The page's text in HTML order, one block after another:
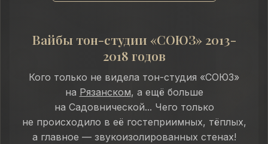
Вайбы тон-студии «СОЮЗ» 2013-
2018 годов
Кого только не видела тон-студия «СОЮЗ»
на Рязанском, а ещё больше
на Садовнической... Чего только
не происходило в её гостеприимных, тёплых,
а главное — звукоизолированных стенах!